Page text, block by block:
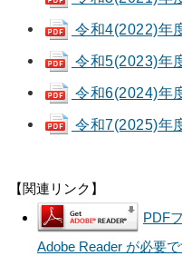
令和4(2022)年
令和5(2023)年
令和6(2024)年
令和7(2025)年
【関連リンク】
PDF
Adobe Reader が必要で